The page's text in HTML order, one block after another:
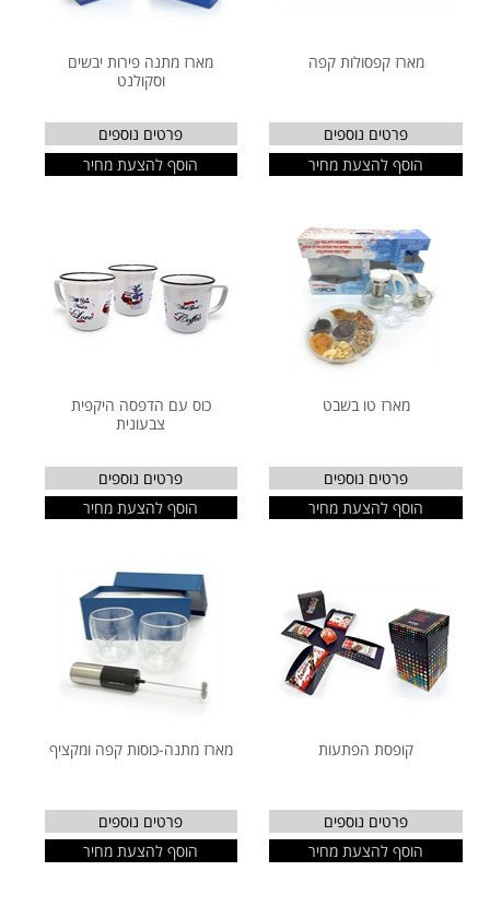
מארז קפסולות קפה
פרטים נוספים
הוסף להצעת מחיר
מארז מתנה פירות יבשים
וסקולנט
פרטים נוספים
הוסף להצעת מחיר
מארז טו בשבט
פרטים נוספים
הוסף להצעת מחיר
כוס עם הדפסה היקפית
צבעונית
פרטים נוספים
הוסף להצעת מחיר
קופסת הפתעות
פרטים נוספים
הוסף להצעת מחיר
מארז מתנה-כוסות קפה ומקציף
פרטים נוספים
הוסף להצעת מחיר